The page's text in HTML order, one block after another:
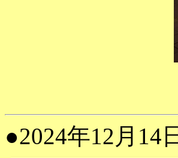
●2024年12月14